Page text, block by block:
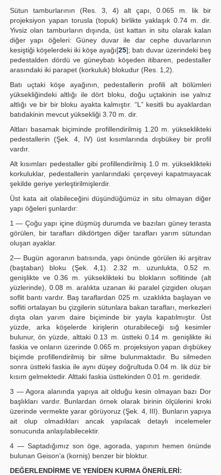
Sütun tamburlarının (Res. 3, 4) alt çapı, 0.065 m. lik bir
projeksiyon yapan torusla (topuk) birlikte yaklaşık 0.74 m. dir.
Yivsiz olan tamburların dışında, üst kattan in situ olarak kalan
diğer yapı öğeleri: Güney duvar ile dar cephe duvarlarının
kesiştiği köşelerdeki iki köşe ayağı[25]; batı duvar üzerindeki beş
pedestalden dördü ve güneybatı köşeden itibaren, pedestaller
arasındaki iki parapet (korkuluk) blokudur (Res. 1,2).
Batı uçtaki köşe ayağının, pedestallerin profili alt bölümleri
yüksekliğindeki altlığı ile dört bloku, doğu uçtakinin ise yalnız
altlığı ve bir bir bloku ayakta kalmıştır. “L” kesitli bu ayaklardan
batıdakinin mevcut yüksekliği 3.70 m. dir.
Altları basamak biçiminde profillendirilmiş 1.20 m. yükseklikteki
pedestallerin (Şek. 4, IV) üst kısımlarında dışbükey bir profil
vardır.
Alt kısımları pedestaller gibi profillendirilmiş 1.0 m. yükseklikteki
korkuluklar, pedestallerin yanlarındaki çerçeveyi kapatmayacak
şekilde geriye yerleştirilmişlerdir.
Üst kata ait olabileceğini düşündüğümüz in situ olmayan diğer
yapı öğeleri şunlardır:
1 — Çoğu yapı içine düşmüş durumda ve bazıları güney terasta
görülen, bir tarafları dikdörtgen diğer tarafları yarım sütundan
oluşan ayaklar.
2— Bugün agoranın batısında, yapı önünde görülen iki arşitrav
(baştaban) bloku (Şek. 4,1). 2.32 m. uzunlukta, 0.52 m.
genişlikte ve 0.36 m. yükseklikteki bu blokların soflitinde (alt
yüzlerinde), 0.08 m. aralıkta uzanan iki paralel çizgiden oluşan
soflit bantı vardır. Baş taraflardan 025 m. uzaklıkta başlayan ve
sofliti ortalayan bu çizgilerin sütunlara bakan tarafları, merkezleri
dışta olan yarım daire biçiminde bir yayla kapatılmıştır. Üst
yüzde, arka köşelerde kirişlerin oturabileceği sığ kesimler
bulunur, ön yüzde, alttaki 0.13 m. üstteki 0.14 m. genişlikte iki
faskia ve onların üzerinde 0.065 m. projeksiyon yapan dışbükey
biçimde profillendirilmiş bir silme bulunmaktadır. Bu silmeden
sonra üstteki faskia ile aynı düşey doğrultuda 0.04 m. lik düz bir
kısım gelmektedir. Alttaki faskia üsttekinden 0.01 m. geridedir.
3 — Agora alanında yapıya ait olduğu kesin olmayan bazı Dor
başlıkları vardır. Bunlardan örnek olarak birinin ölçülerini kroki
üzerinde vermekte yarar görüyoruz (Şek. 4, III). Bunların yapıya
ait olup olmadıkları ancak yapılacak detaylı incelemeler
sonucunda anlaşılabilecektir.
4 — Saptadığımız son öge, agorada, yapının hemen önünde
bulunan Geison’a (korniş) benzer bir bloktur.
DEĞERLENDİRME VE YENİDEN KURMA ÖNERİLERİ: